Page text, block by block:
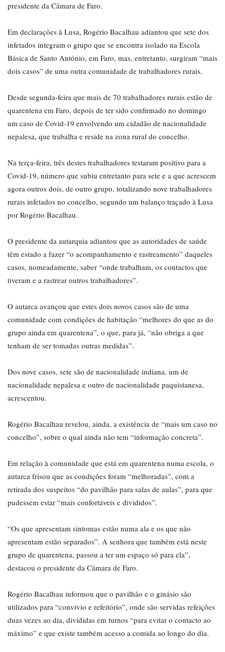
presidente da Câmara de Faro.
Em declarações à Lusa, Rogério Bacalhau adiantou que sete dos
infetados integram o grupo que se encontra isolado na Escola
Básica de Santo António, em Faro, mas, entretanto, surgiram “mais
dois casos” de uma outra comunidade de trabalhadores rurais.
Desde segunda-feira que mais de 70 trabalhadores rurais estão de
quarentena em Faro, depois de ter sido confirmado no domingo
um caso de Covid-19 envolvendo um cidadão de nacionalidade
nepalesa, que trabalha e reside na zona rural do concelho.
Na terça-feira, três destes trabalhadores testaram positivo para a
Covid-19, número que subiu entretanto para sete e a que acrescem
agora outros dois, de outro grupo, totalizando nove trabalhadores
rurais infetados no concelho, segundo um balanço traçado à Lusa
por Rogério Bacalhau.
O presidente da autarquia adiantou que as autoridades de saúde
têm estado a fazer “o acompanhamento e rastreamento” daqueles
casos, nomeadamente, saber “onde trabalham, os contactos que
tiveram e a rastrear outros trabalhadores”.
O autarca avançou que estes dois novos casos são de uma
comunidade com condições de habitação “melhores do que as do
grupo ainda em quarentena”, o que, para já, “não obriga a que
tenham de ser tomadas outras medidas”.
Dos nove casos, sete são de nacionalidade indiana, um de
nacionalidade nepalesa e outro de nacionalidade paquistanesa,
acrescentou.
Rogério Bacalhau revelou, ainda, a existência de “mais um caso no
concelho”, sobre o qual ainda não tem “informação concreta”.
Em relação à comunidade que está em quarentena numa escola, o
autarca frisou que as condições foram “melhoradas”, com a
retirada dos suspeitos “do pavilhão para salas de aulas”, para que
pudessem estar “mais confortáveis e divididos”.
“Os que apresentam sintomas estão numa ala e os que não
apresentam estão separados”. A senhora que também está neste
grupo de quarentena, passou a ter um espaço só para ela”,
destacou o presidente da Câmara de Faro.
Rogério Bacalhau informou que o pavilhão e o ginásio são
utilizados para “convívio e refeitório”, onde são servidas refeições
duas vezes ao dia, divididas em turnos “para evitar o contacto ao
máximo” e que existe também acesso a comida ao longo do dia.